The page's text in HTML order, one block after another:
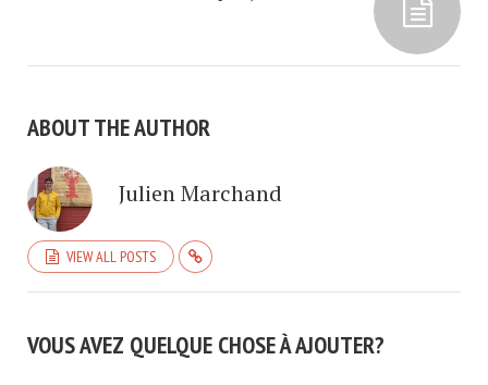
ABOUT THE AUTHOR
Julien Marchand
VIEW ALL POSTS
VOUS AVEZ QUELQUE CHOSE À AJOUTER?